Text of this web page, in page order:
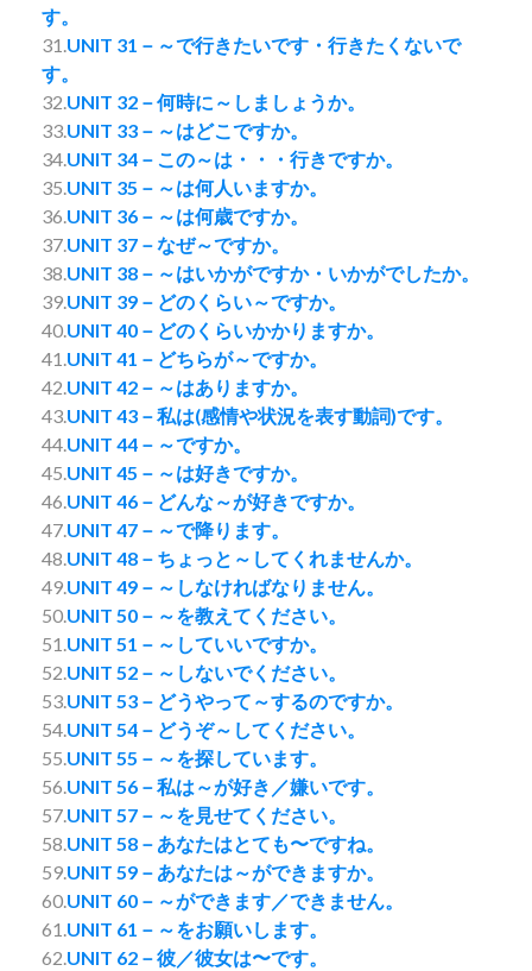
す。
31.UNIT 31－～で行きたいです・行きたくないで
す。
32.UNIT 32－何時に～しましょうか。
33.UNIT 33－～はどこですか。
34.UNIT 34－この～は・・・行きですか。
35.UNIT 35－～は何人いますか。
36.UNIT 36－～は何歳ですか。
37.UNIT 37－なぜ～ですか。
38.UNIT 38－～はいかがですか・いかがでしたか。
39.UNIT 39－どのくらい～ですか。
40.UNIT 40－どのくらいかかりますか。
41.UNIT 41－どちらが～ですか。
42.UNIT 42－～はありますか。
43.UNIT 43－私は(感情や状況を表す動詞)です。
44.UNIT 44－～ですか。
45.UNIT 45－～は好きですか。
46.UNIT 46－どんな～が好きですか。
47.UNIT 47－～で降ります。
48.UNIT 48－ちょっと～してくれませんか。
49.UNIT 49－～しなければなりません。
50.UNIT 50－～を教えてください。
51.UNIT 51－～していいですか。
52.UNIT 52－～しないでください。
53.UNIT 53－どうやって～するのですか。
54.UNIT 54－どうぞ～してください。
55.UNIT 55－～を探しています。
56.UNIT 56－私は～が好き／嫌いです。
57.UNIT 57－～を見せてください。
58.UNIT 58－あなたはとても〜ですね。
59.UNIT 59－あなたは～ができますか。
60.UNIT 60－～ができます／できません。
61.UNIT 61－～をお願いします。
62.UNIT 62－彼／彼女は〜です。